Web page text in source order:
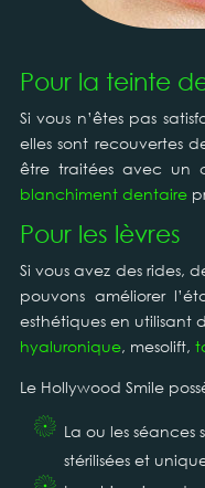
Pour la teinte
Si vous n’êtes pas
elles sont recouvertes
être traitées avec un
blanchiment dentaire
Pour les lèvres
Si vous avez des rides,
pouvons améliorer
esthétiques en utilisant
hyaluronique, mesolift,
Le Hollywood Smile
La ou les
stérilisées et